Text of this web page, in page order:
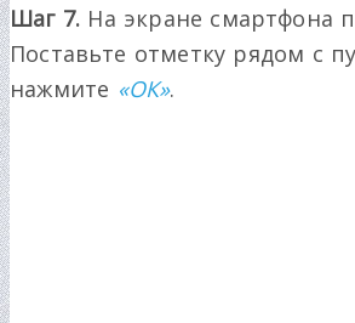
Шаг 7. На экране смартфона
Поставьте отметку рядом с
нажмите «ОК».